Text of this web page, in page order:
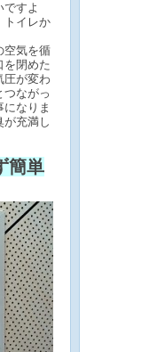
ですよ
トイレか
空気を循
を閉めた
圧が変わ
つながっ
なりま
が充満し
簡単